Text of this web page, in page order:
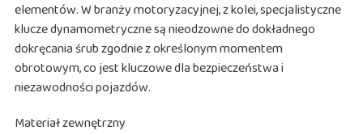
elementów. W branży motoryzacyjnej, z kolei, specjalistyczne
klucze dynamometryczne są nieodzowne do dokładnego
dokręcania śrub zgodnie z określonym momentem
obrotowym, co jest kluczowe dla bezpieczeństwa i
niezawodności pojazdów.
Materiał zewnętrzny